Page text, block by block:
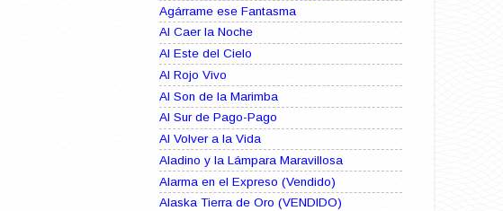
Agárrame ese Fantasma
Al Caer la Noche
Al Este del Cielo
Al Rojo Vivo
Al Son de la Marimba
Al Sur de Pago-Pago
Al Volver a la Vida
Aladino y la Lámpara Maravillosa
Alarma en el Expreso (Vendido)
Alaska Tierra de Oro (VENDIDO)